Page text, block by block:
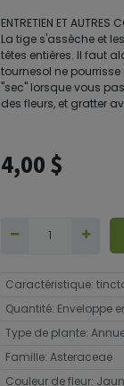
ENTRETIEN ET
La tige s'assèche et
têtes entières. Il faut
tournesol ne
"sec" lorsque vous
des fleurs, et gratter
4,00 $
Caractéristique:
Quantité: Enveloppe
Type de plante:
Famille: Asteraceae
Couleur de fleur: